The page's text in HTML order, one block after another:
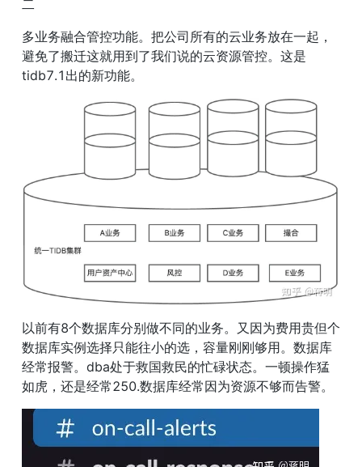
二
多业务融合管控功能。把公司所有的云业务放在一起，
避免了搬迁这就用到了我们说的云资源管控。这是
tidb7.1出的新功能。
以前有8个数据库分别做不同的业务。又因为费用贵但个
数据库实例选择只能往小的选，容量刚刚够用。数据库
经常报警。dba处于救国救民的忙碌状态。一顿操作猛
如虎，还是经常250.数据库经常因为资源不够而告警。